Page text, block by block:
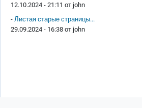
12.10.2024 - 21:11 от john
- Листая старые страницы...
29.09.2024 - 16:38 от john